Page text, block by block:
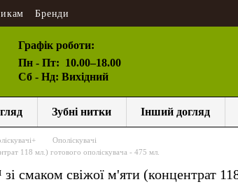
Бренди
Графік роботи:
Пн - Пт: 10.00–18.00
Сб - Нд: Вихідний
Зубні нитки Інший догляд
Ополіскувачі
118 мл.) готового ополіскувача - 475 мл.
смаком свіжої м'яти (концентрат